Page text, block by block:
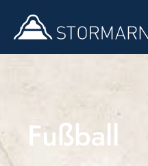
Formulare
Fußball